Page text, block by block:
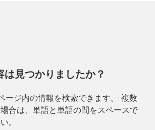
は見つかりましたか？
ージ内の情報を検索できます。 複数
合は、単語と単語の間をスペースで
。